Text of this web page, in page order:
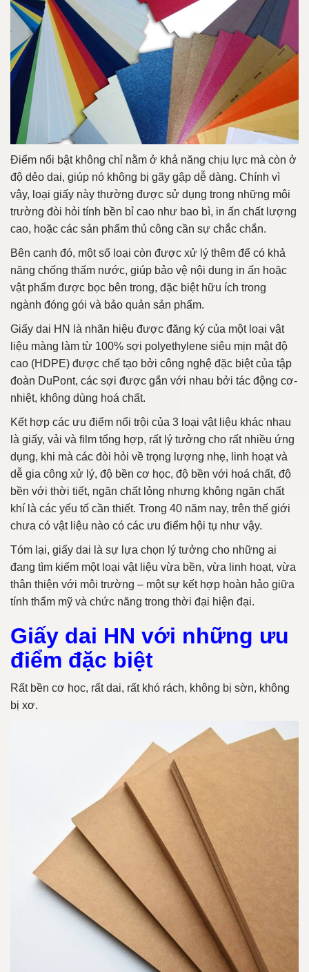
Điểm nổi bật không chỉ nằm ở khả năng chịu lực mà còn ở
độ dẻo dai, giúp nó không bị gãy gập dễ dàng. Chính vì
vậy, loại giấy này thường được sử dụng trong những môi
trường đòi hỏi tính bền bỉ cao như bao bì, in ấn chất lượng
cao, hoặc các sản phẩm thủ công cần sự chắc chắn.
Bên cạnh đó, một số loại còn được xử lý thêm để có khả
năng chống thấm nước, giúp bảo vệ nội dung in ấn hoặc
vật phẩm được bọc bên trong, đặc biệt hữu ích trong
ngành đóng gói và bảo quản sản phẩm.
Giấy dai HN là nhãn hiệu được đăng ký của một loại vật
liệu màng làm từ 100% sợi polyethylene siêu mịn mật độ
cao (HDPE) được chế tạo bởi công nghệ đặc biệt của tập
đoàn DuPont, các sợi được gắn với nhau bởi tác động cơ-
nhiệt, không dùng hoá chất.
Kết hợp các ưu điểm nổi trội của 3 loại vật liệu khác nhau
là giấy, vải và film tổng hợp, rất lý tưởng cho rất nhiều ứng
dụng, khi mà các đòi hỏi về trọng lượng nhẹ, linh hoạt và
dễ gia công xử lý, độ bền cơ học, độ bền với hoá chất, độ
bền với thời tiết, ngăn chất lỏng nhưng không ngăn chất
khí là các yếu tố cần thiết. Trong 40 năm nay, trên thế giới
chưa có vật liệu nào có các ưu điểm hội tụ như vậy.
Tóm lại, giấy dai là sự lựa chọn lý tưởng cho những ai
đang tìm kiếm một loại vật liệu vừa bền, vừa linh hoạt, vừa
thân thiện với môi trường – một sự kết hợp hoàn hảo giữa
tính thẩm mỹ và chức năng trong thời đại hiện đại.
Giấy dai HN với những ưu
điểm đặc biệt
Rất bền cơ học, rất dai, rất khó rách, không bị sờn, không
bị xơ.